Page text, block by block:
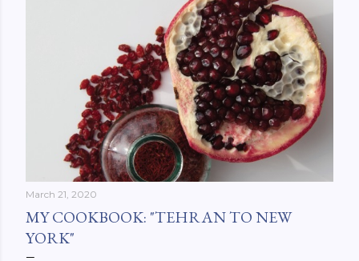
March 21, 2020
MY COOKBOOK: "TEHRAN TO NEW
YORK"